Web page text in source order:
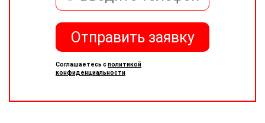
Отправить заявку
Соглашаетесь с политикой
конфиденциальности